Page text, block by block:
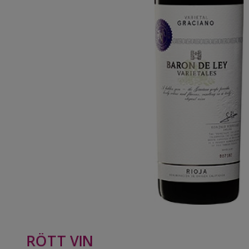
RÖTT VIN